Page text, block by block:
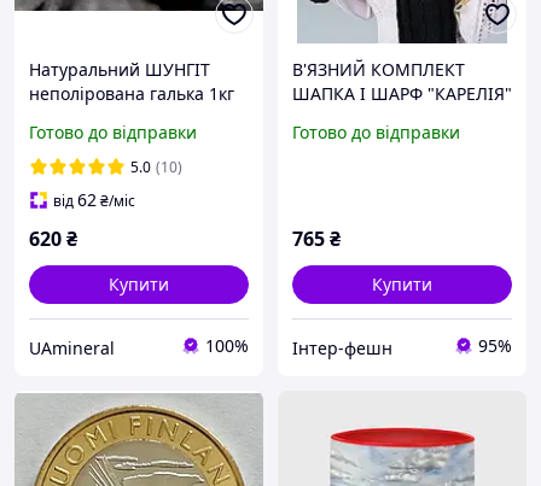
Натуральний ШУНГІТ
неполірована галька 1кг
Готово до відправки
5.0 (10)
від62₴/міс
620₴
Купити
UAmineral 100%
В'ЯЗНИЙ КОМПЛЕКТ
ШАПКА І ШАРФ "КАРЕЛІЯ"
Готово до відправки
765₴
Купити
Інтер-фешн 95%